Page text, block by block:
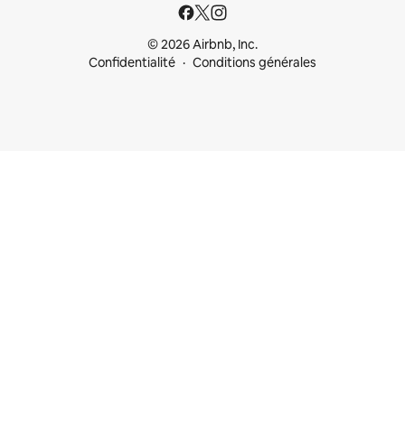
© 2026 Airbnb, Inc.
Confidentialité
Conditions générales